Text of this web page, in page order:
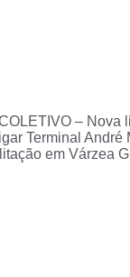
– Nova
Terminal André
em Várzea